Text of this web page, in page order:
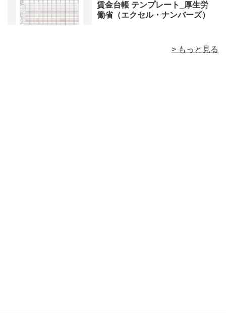
賃金台帳 テンプレート_厚生労
働省（エクセル・ナンバーズ）
> もっと見る